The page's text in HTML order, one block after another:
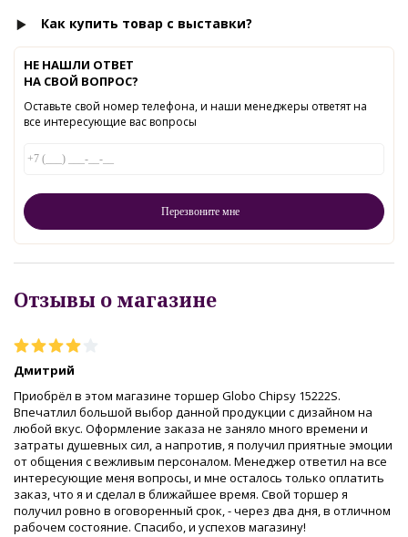
Как купить товар с выставки?
НЕ НАШЛИ ОТВЕТ
НА СВОЙ ВОПРОС?
Оставьте свой номер телефона, и наши менеджеры ответят на
все интересующие вас вопросы
Отзывы о магазине
Дмитрий
Приобрёл в этом магазине торшер Globo Chipsy 15222S.
Впечатлил большой выбор данной продукции с дизайном на
любой вкус. Оформление заказа не заняло много времени и
затраты душевных сил, а напротив, я получил приятные эмоции
от общения с вежливым персоналом. Менеджер ответил на все
интересующие меня вопросы, и мне осталось только оплатить
заказ, что я и сделал в ближайшее время. Свой торшер я
получил ровно в оговоренный срок, - через два дня, в отличном
рабочем состояние. Спасибо, и успехов магазину!